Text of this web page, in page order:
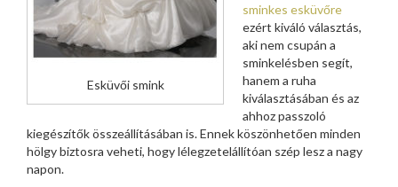
Esküvői smink
sminkes esküvőre
ezért kiváló választás,
aki nem csupán a
sminkelésben segít,
hanem a ruha
kiválasztásában és az
ahhoz passzoló
kiegészítők összeállításában is. Ennek köszönhetően minden
hölgy biztosra veheti, hogy lélegzetelállítóan szép lesz a nagy
napon.